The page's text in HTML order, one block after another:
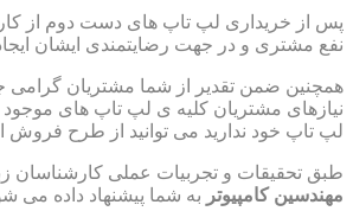
پس از خریداری لپ تاپ های دست دوم از
نفع مشتری و در جهت رضایتمندی ایشان
همچنین ضمن تقدیر از شما مشتریان
نیازهای مشتریان کلیه ی لپ تاپ های
لپ تاپ خود ندارید می توانید از طرح فروش
طبق تحقیقات و تجربیات عملی کارشناسان
مهندسین کامپیوتر به شما پیشنهاد داده می